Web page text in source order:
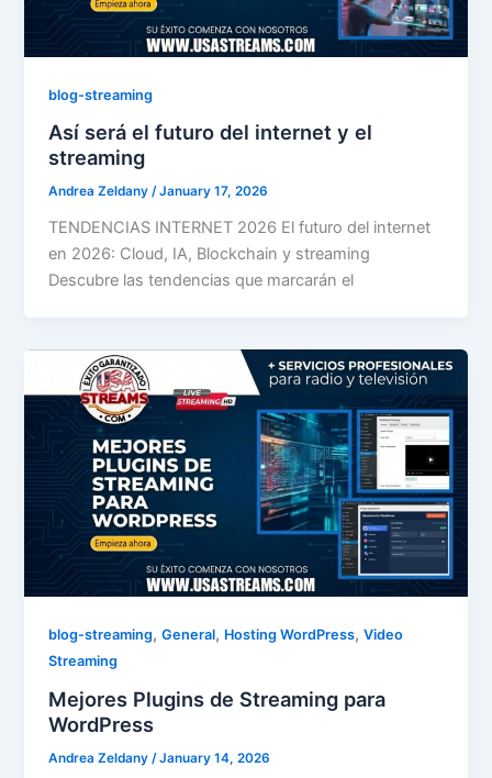
blog-streaming
Así será el futuro del internet y el
streaming
Andrea Zeldany/January 17, 2026
TENDENCIAS INTERNET 2026 El futuro del internet
en 2026: Cloud, IA, Blockchain y streaming
Descubre las tendencias que marcarán el
blog-streaming,General, Hosting WordPress,Video
Streaming
Mejores Plugins de Streaming para
WordPress
Andrea Zeldany/January 14, 2026